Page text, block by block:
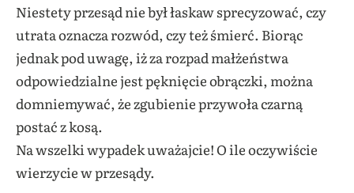
Niestety przesąd nie był łaskaw sprecyzować, czy
utrata oznacza rozwód, czy też śmierć. Biorąc
jednak pod uwagę, iż za rozpad małżeństwa
odpowiedzialne jest pęknięcie obrączki, można
domniemywać, że zgubienie przywoła czarną
postać z kosą.
Na wszelki wypadek uważajcie! O ile oczywiście
wierzycie w przesądy.